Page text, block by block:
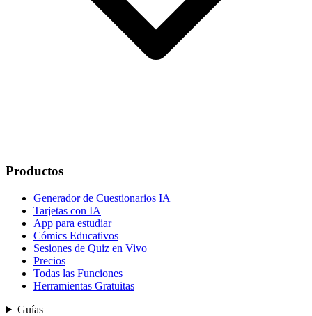
Productos
Generador de Cuestionarios IA
Tarjetas con IA
App para estudiar
Cómics Educativos
Sesiones de Quiz en Vivo
Precios
Todas las Funciones
Herramientas Gratuitas
Guías